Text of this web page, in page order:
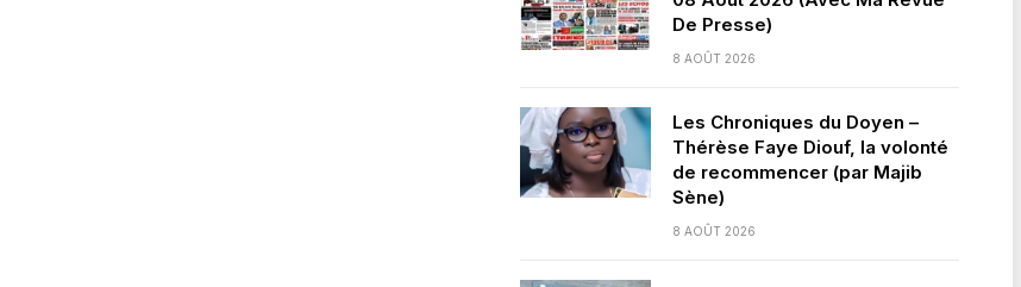
De Presse)
8 AOÛT 2026
Les Chroniques du Doyen –
Thérèse Faye Diouf, la volonté
de recommencer (par Majib
Sène)
8 AOÛT 2026